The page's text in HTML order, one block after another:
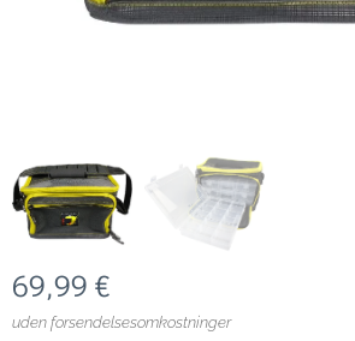
69,99 €
uden forsendelsesomkostninger